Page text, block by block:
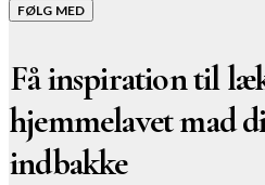
FØLG MED
Få inspiration til
hjemmelavet mad
indbakke